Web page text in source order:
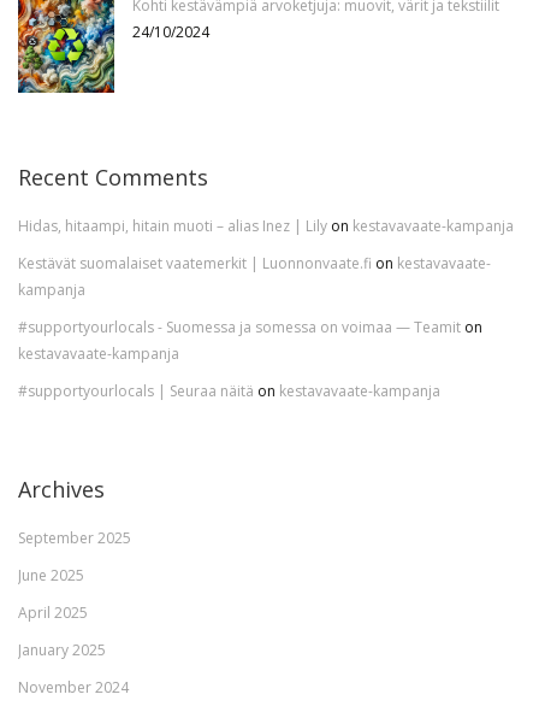
Kohti kestävämpiä arvoketjuja: muovit, värit ja tekstiilit
24/10/2024
Recent Comments
Hidas, hitaampi, hitain muoti – alias Inez | Lily on kestavavaate-kampanja
Kestävät suomalaiset vaatemerkit | Luonnonvaate.fi on kestavavaate-
kampanja
#supportyourlocals - Suomessa ja somessa on voimaa — Teamit on
kestavavaate-kampanja
#supportyourlocals | Seuraa näitä on kestavavaate-kampanja
Archives
September 2025
June 2025
April 2025
January 2025
November 2024